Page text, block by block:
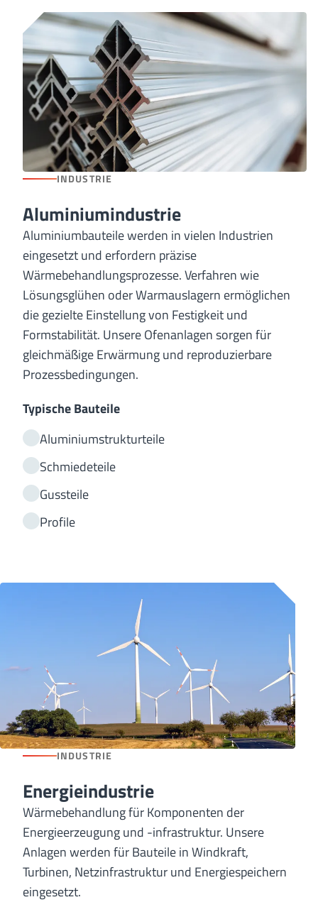
INDUSTRIE
Aluminiumindustrie
Aluminiumbauteile werden in vielen Industrien
eingesetzt und erfordern präzise
Wärmebehandlungsprozesse. Verfahren wie
Lösungsglühen oder Warmauslagern ermöglichen
die gezielte Einstellung von Festigkeit und
Formstabilität. Unsere Ofenanlagen sorgen für
gleichmäßige Erwärmung und reproduzierbare
Prozessbedingungen.
Typische Bauteile
Aluminiumstrukturteile
Schmiedeteile
Gussteile
Profile
INDUSTRIE
Energieindustrie
Wärmebehandlung für Komponenten der
Energieerzeugung und -infrastruktur. Unsere
Anlagen werden für Bauteile in Windkraft,
Turbinen, Netzinfrastruktur und Energiespeichern
eingesetzt.